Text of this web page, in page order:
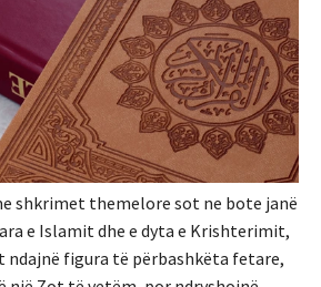
shkrimet themelore sot ne bote janë
e Islamit dhe e dyta e Krishterimit,
figura të përbashkëta fetare,